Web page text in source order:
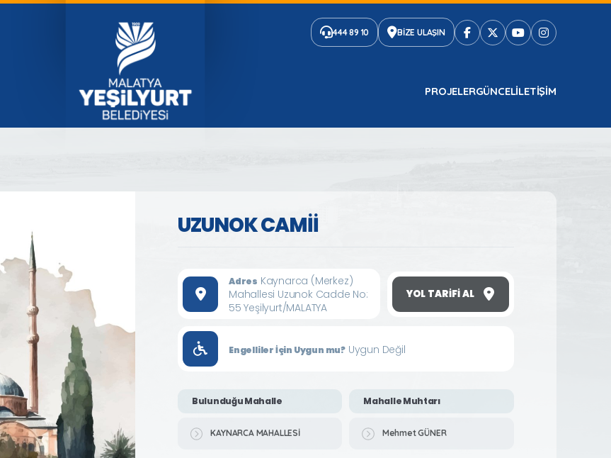
444 89 10 BİZE ULAŞIN
PROJELERGÜNCELILETIŞIM
UZUNOK CAMİİ
Adres Kaynarca (Merkez)
Mahallesi Uzunok Cadde No:
55 Yeşilyurt/MALATYA
YOL TARIFI AL
Engelliler İçin Uygun mu? Uygun Değil
Bulunduğu Mahalle
KAYNARCA MAHALLESİ
Mahalle Muhtarı
Mehmet GÜNER